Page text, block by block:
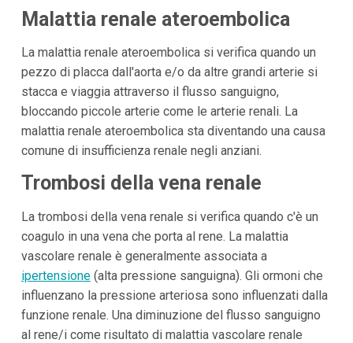
Malattia renale ateroembolica
La malattia renale ateroembolica si verifica quando un
pezzo di placca dall'aorta e/o da altre grandi arterie si
stacca e viaggia attraverso il flusso sanguigno,
bloccando piccole arterie come le arterie renali. La
malattia renale ateroembolica sta diventando una causa
comune di insufficienza renale negli anziani.
Trombosi della vena renale
La trombosi della vena renale si verifica quando c'è un
coagulo in una vena che porta al rene. La malattia
vascolare renale è generalmente associata a
ipertensione(alta pressione sanguigna). Gli ormoni che
influenzano la pressione arteriosa sono influenzati dalla
funzione renale. Una diminuzione del flusso sanguigno
al rene/i come risultato di malattia vascolare renale